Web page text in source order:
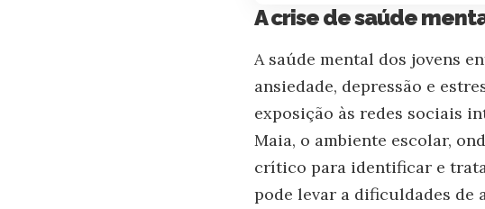
A crise de saúde
A saúde mental dos jovens
ansiedade, depressão e
exposição às redes sociais
Maia, o ambiente escolar,
crítico para identificar e
pode levar a dificuldades de